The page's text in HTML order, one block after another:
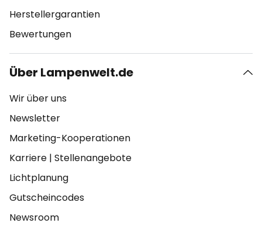
Herstellergarantien
Bewertungen
Über Lampenwelt.de
Wir über uns
Newsletter
Marketing-Kooperationen
Karriere | Stellenangebote
Lichtplanung
Gutscheincodes
Newsroom